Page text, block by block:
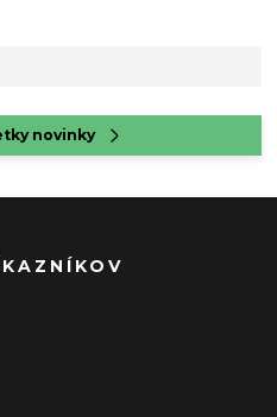
novinky